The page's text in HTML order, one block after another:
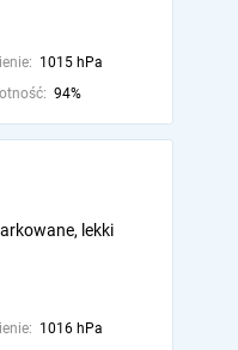
1015 hPa
94%
lekki
1016 hPa